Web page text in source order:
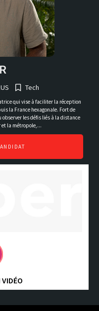
Tech
qui vise à faciliter la réception
la France hexagonale. Fort de
les défis liés à la distance
la métropole,...
VIDÉO